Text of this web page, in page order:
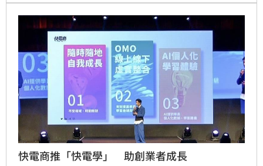
快電商推「快電學」 助創業者成長